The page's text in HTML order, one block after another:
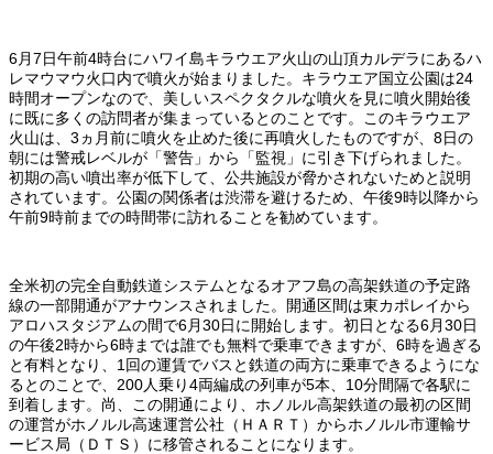
6月7日午前4時台にハワイ島キラウエア火山の山頂カルデラにあるハ
レマウマウ火口内で噴火が始まりました。キラウエア国立公園は24
時間オープンなので、美しいスペクタクルな噴火を見に噴火開始後
に既に多くの訪問者が集まっているとのことです。このキラウエア
火山は、3ヵ月前に噴火を止めた後に再噴火したものですが、8日の
朝には警戒レベルが「警告」から「監視」に引き下げられました。
初期の高い噴出率が低下して、公共施設が脅かされないためと説明
されています。公園の関係者は渋滞を避けるため、午後9時以降から
午前9時前までの時間帯に訪れることを勧めています。
全米初の完全自動鉄道システムとなるオアフ島の高架鉄道の予定路
線の一部開通がアナウンスされました。開通区間は東カポレイから
アロハスタジアムの間で6月30日に開始します。初日となる6月30日
の午後2時から6時までは誰でも無料で乗車できますが、6時を過ぎる
と有料となり、1回の運賃でバスと鉄道の両方に乗車できるようにな
るとのことで、200人乗り4両編成の列車が5本、10分間隔で各駅に
到着します。尚、この開通により、ホノルル高架鉄道の最初の区間
の運営がホノルル高速運営公社（ＨＡＲＴ）からホノルル市運輸サ
ービス局（ＤＴＳ）に移管されることになります。